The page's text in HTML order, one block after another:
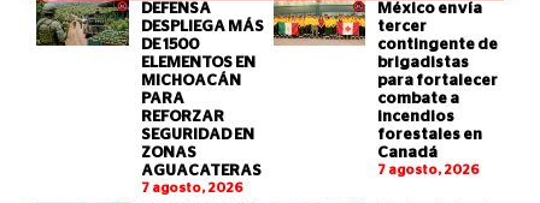
DEFENSA
DESPLIEGA MÁS
DE 1500
ELEMENTOS EN
MICHOACÁN
PARA
REFORZAR
SEGURIDAD EN
ZONAS
AGUACATERAS
7 agosto, 2026
México envía
tercer
contingente de
brigadistas
para fortalecer
combate a
incendios
forestales en
Canadá
7 agosto, 2026